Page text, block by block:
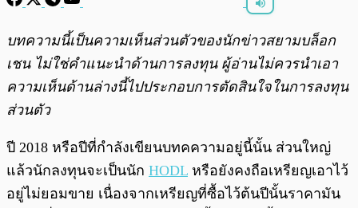
พร้อมเล่น 0:00
บทความนี้เป็นความเห็นส่วนตัวของนักข่าวสยามบล็อก
เชน ไม่ใช่คำแนะนำด้านการลงทุน ผู้อ่านไม่ควรนำเอา
ความเห็นด้านล่างนี้ไปประกอบการตัดสินใจในการลงทุน
ส่วนตัว
ปี 2018 หรือปีที่กำลังเขียนบทคความอยู่นี้นั้น ส่วนใหญ่
แล้วนักลงทุนจะเป็นนัก HODL หรือยังคงถือเหรียญเอาไว้
อยู่ไม่ยอมขาย เนื่องจากเหรียญที่ซื้อไว้ต้นปีนั้นราคามัน